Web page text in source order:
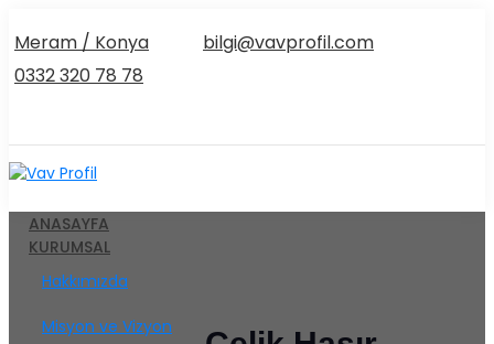
Meram / Konya
bilgi@vavprofil.com
0332 320 78 78
ANASAYFA
KURUMSAL
Hakkımızda
Misyon ve Vizyon